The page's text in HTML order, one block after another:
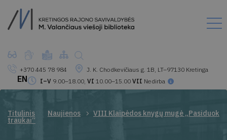
+370 445 78 984
J. K. Chodkevičiaus g. 1B, LT–97130 Kretinga
I–V 9.00–18.00, VI 10.00–15.00 VII Nedirba
EN
Titulinis Naujienos VIII Klaipėdos knygų mugė „Pasiduok
traukai“